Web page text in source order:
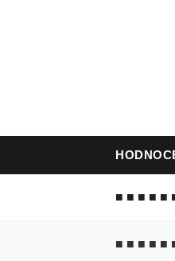
■ ■ ■ ■ ■
■ ■ ■ ■ ■